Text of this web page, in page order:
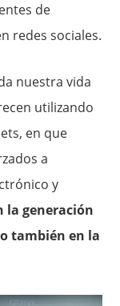
de
redes sociales.
nuestra vida
utilizando
en que
a
y
la generación
también en la